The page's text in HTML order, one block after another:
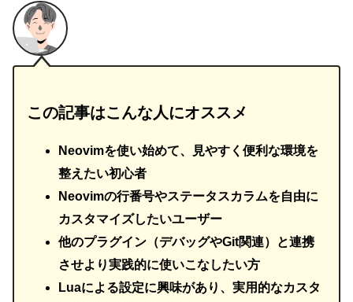
この記事はこんな人にオススメ
Neovimを使い始めて、見やすく便利な環境を
整えたい初心者
Neovimの行番号やステータスカラムを自由に
カスタマイズしたいユーザー
他のプラグイン（デバッグやGit関連）と連携
させより実践的に使いこなしたい方
Luaによる設定に興味があり、実用的なカスタ